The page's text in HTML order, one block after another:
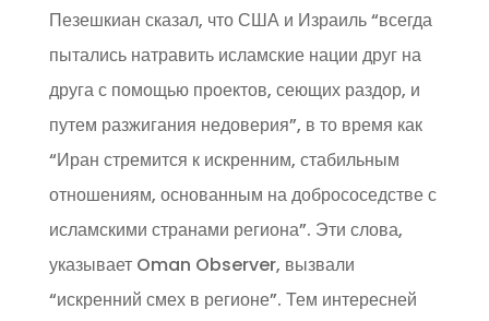
Пезешкиан сказал, что США и Израиль “всегда
пытались натравить исламские нации друг на
друга с помощью проектов, сеющих раздор, и
путем разжигания недоверия”, в то время как
“Иран стремится к искренним, стабильным
отношениям, основанным на добрососедстве с
исламскими странами региона”. Эти слова,
указывает Oman Observer, вызвали
“искренний смех в регионе”. Тем интересней